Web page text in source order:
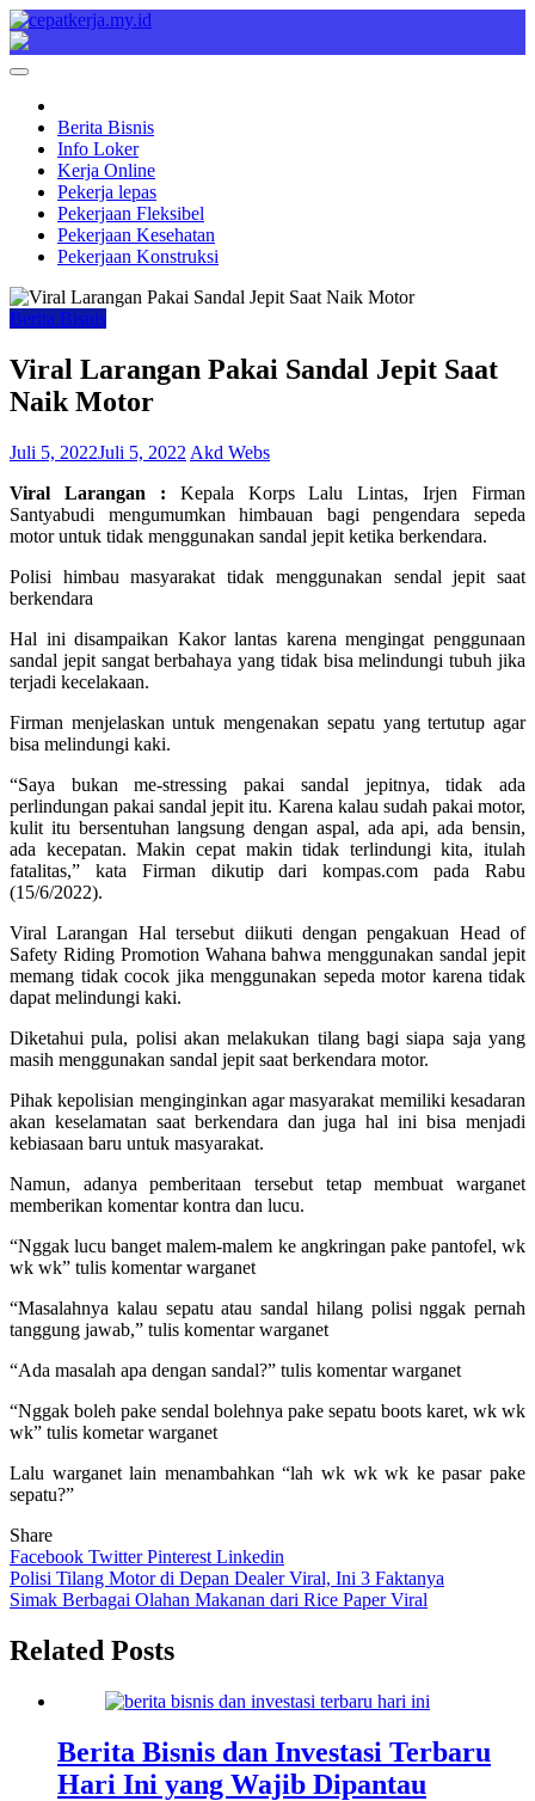
Skip
to
content
Cepat Kerja
Berita Bisnis
Berita Bisnis
Info Loker
Kerja Online
Pekerja lepas
Pekerjaan Fleksibel
Pekerjaan Kesehatan
Pekerjaan Konstruksi
Berita Bisnis
Viral Larangan Pakai Sandal Jepit Saat
Naik Motor
Juli 5, 2022Juli 5, 2022 Akd Webs
Viral Larangan : Kepala Korps Lalu Lintas, Irjen Firman
Santyabudi mengumumkan himbauan bagi pengendara sepeda
motor untuk tidak menggunakan sandal jepit ketika berkendara.
Polisi himbau masyarakat tidak menggunakan sendal jepit saat
berkendara
Hal ini disampaikan Kakor lantas karena mengingat penggunaan
sandal jepit sangat berbahaya yang tidak bisa melindungi tubuh jika
terjadi kecelakaan.
Firman menjelaskan untuk mengenakan sepatu yang tertutup agar
bisa melindungi kaki.
“Saya bukan me-stressing pakai sandal jepitnya, tidak ada
perlindungan pakai sandal jepit itu. Karena kalau sudah pakai motor,
kulit itu bersentuhan langsung dengan aspal, ada api, ada bensin,
ada kecepatan. Makin cepat makin tidak terlindungi kita, itulah
fatalitas,” kata Firman dikutip dari kompas.com pada Rabu
(15/6/2022).
Viral Larangan Hal tersebut diikuti dengan pengakuan Head of
Safety Riding Promotion Wahana bahwa menggunakan sandal jepit
memang tidak cocok jika menggunakan sepeda motor karena tidak
dapat melindungi kaki.
Diketahui pula, polisi akan melakukan tilang bagi siapa saja yang
masih menggunakan sandal jepit saat berkendara motor.
Pihak kepolisian menginginkan agar masyarakat memiliki kesadaran
akan keselamatan saat berkendara dan juga hal ini bisa menjadi
kebiasaan baru untuk masyarakat.
Namun, adanya pemberitaan tersebut tetap membuat warganet
memberikan komentar kontra dan lucu.
“Nggak lucu banget malem-malem ke angkringan pake pantofel, wk
wk wk” tulis komentar warganet
“Masalahnya kalau sepatu atau sandal hilang polisi nggak pernah
tanggung jawab,” tulis komentar warganet
“Ada masalah apa dengan sandal?” tulis komentar warganet
“Nggak boleh pake sendal bolehnya pake sepatu boots karet, wk wk
wk” tulis kometar warganet
Lalu warganet lain menambahkan “lah wk wk wk ke pasar pake
sepatu?”
Share
Facebook TwitterPinterest Linkedin
Navigasi
pos
Polisi Tilang Motor di Depan Dealer Viral, Ini 3 Faktanya
Simak Berbagai Olahan Makanan dari Rice Paper Viral
Related Posts
Berita Bisnis dan Investasi Terbaru
Hari Ini yang Wajib Dipantau